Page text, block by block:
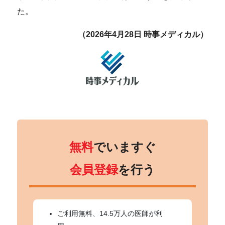
た。
（2026年4月28日 時事メディカル）
無料でいますぐ
会員登録を行う
ご利用無料、14.5万人の医師が利